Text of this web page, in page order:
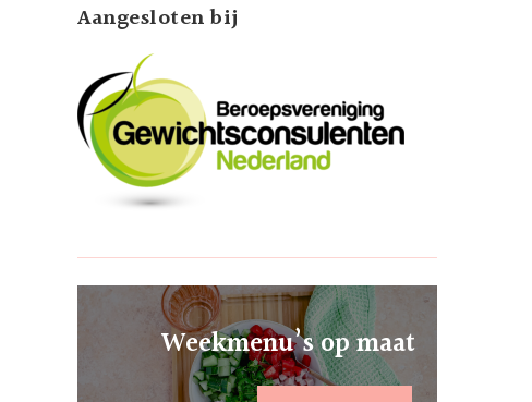
Aangesloten bij
Weekmenu’s op maat